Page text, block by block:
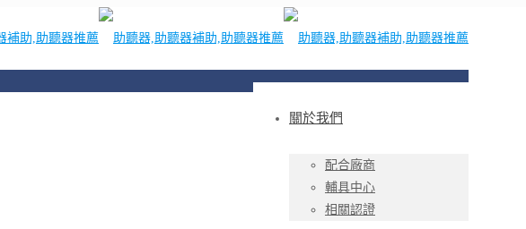
關於我們
配合廠商
輔具中心
相關認證